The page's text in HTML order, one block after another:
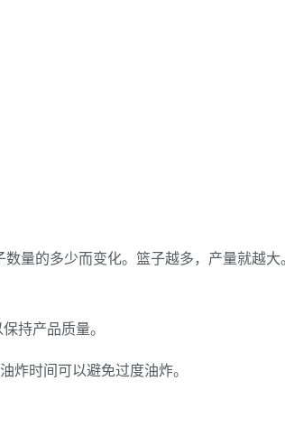
量的多少而变化。篮子越多，产量就越大
持产品质量。
炸时间可以避免过度油炸。